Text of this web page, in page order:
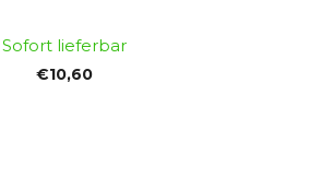
Sofort lieferbar
€10,60